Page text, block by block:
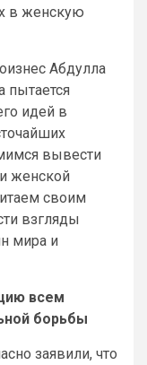
в женскую
Абдулла
идей в
вывести
женской
своим
взгляды
мира и
всем
борьбы
заявили, что